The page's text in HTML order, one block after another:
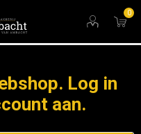
0
Log in
aan.